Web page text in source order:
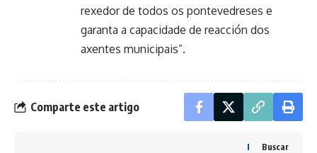
rexedor de todos os pontevedreses e
garanta a capacidade de reacción dos
axentes municipais”.
Comparte este artigo
Buscar